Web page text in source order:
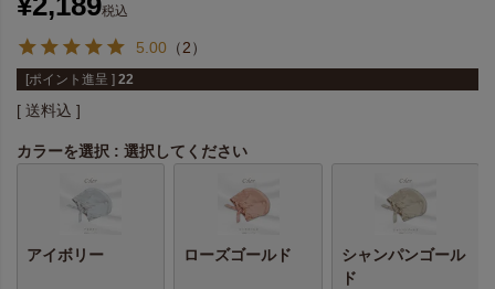
税込
5.00 （2）
[ポイント進呈 ] 22
送料込
カラーを選択 選択してください
アイボリー ローズゴールド
シャンパンゴール
ド